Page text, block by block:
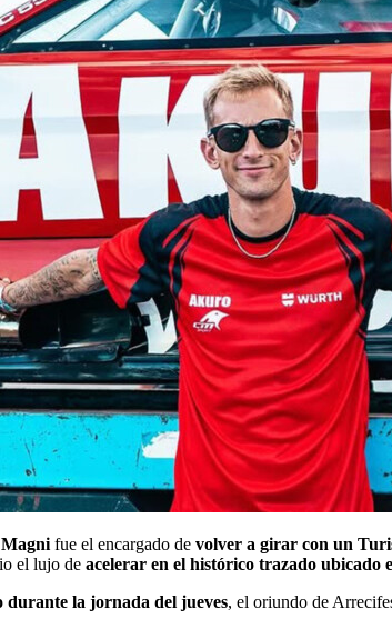
fue el encargado de volver a girar con un
el lujo de acelerar en el histórico trazado ubicado
durante la jornada del jueves, el oriundo de